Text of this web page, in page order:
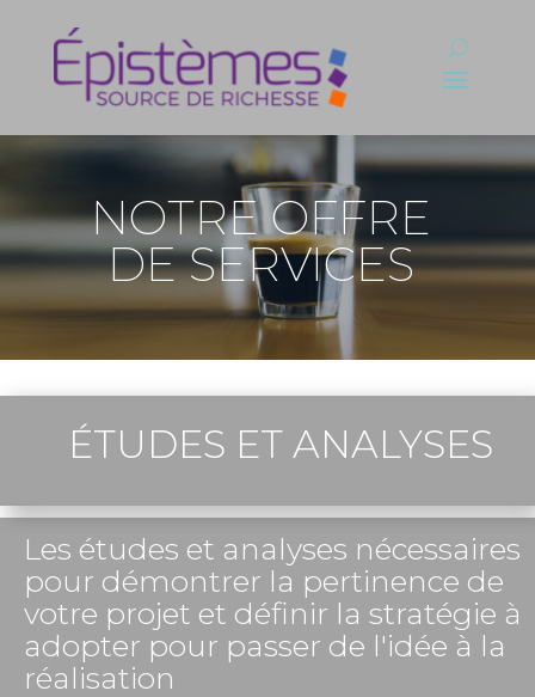
NOTRE OFFRE
DE SERVICES
ÉTUDES ET ANALYSES
Les études et analyses nécessaires
pour démontrer la pertinence de
votre projet et définir la stratégie à
adopter pour passer de l'idée à la
réalisation